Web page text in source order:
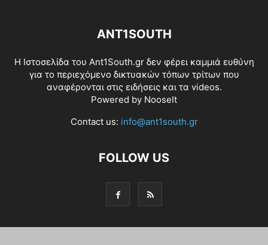
ANT1SOUTH
Η Ιστοσελίδα του Ant1South.gr δεν φέρει καμμιά ευθύνη
για το περιεχόμενο δικτυακών τόπων τρίτων που
αναφέρονται στις ειδήσεις και τα videos.
Powered by NooseIt
Contact us: info@ant1south.gr
FOLLOW US